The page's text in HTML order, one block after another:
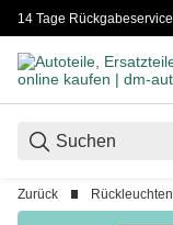
14 Tage Rückgabeservice
Zurück Rückleuchten